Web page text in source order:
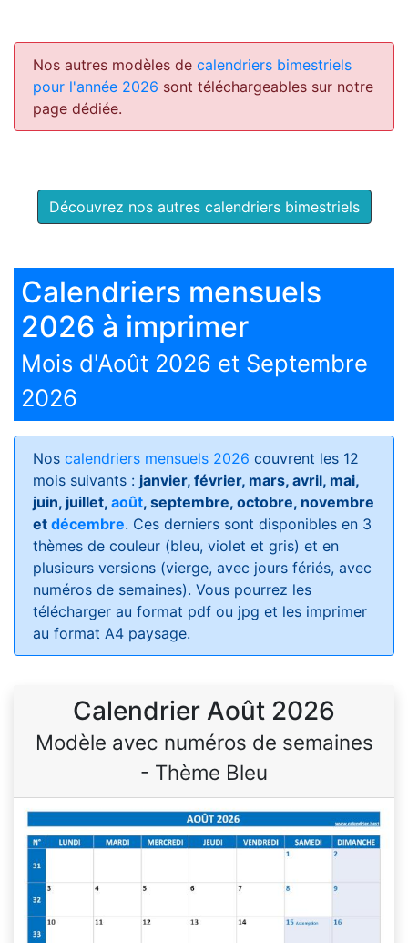
Nos autres modèles de calendriers bimestriels
pour l'année 2026 sont téléchargeables sur notre
page dédiée.
Découvrez nos autres calendriers bimestriels
Calendriers mensuels
2026 à imprimer
Mois d'Août 2026 et Septembre
2026
Nos calendriers mensuels 2026 couvrent les 12
mois suivants : janvier, février, mars, avril, mai,
juin, juillet, août, septembre, octobre, novembre
et décembre. Ces derniers sont disponibles en 3
thèmes de couleur (bleu, violet et gris) et en
plusieurs versions (vierge, avec jours fériés, avec
numéros de semaines). Vous pourrez les
télécharger au format pdf ou jpg et les imprimer
au format A4 paysage.
Calendrier Août 2026
Modèle avec numéros de semaines
- Thème Bleu